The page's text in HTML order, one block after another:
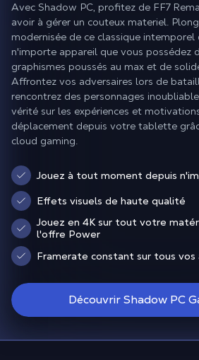
Avec Shadow PC, profitez de FF7
avoir à gérer un couteux materiel.
modernisée de ce classique intemporel
n'importe appareil que vous possédez
graphismes poussés au max et de
Affrontez vos adversaires lors de
rencontrez des personnages
vérité sur les expériences et
déplacement depuis votre tablette
cloud gaming.
Jouez à tout moment depuis
Effets visuels de haute qualité
Jouez en 4K sur tout votre
l'offre Power
Framerate constant sur tous vos
Découvrir Shadow PC